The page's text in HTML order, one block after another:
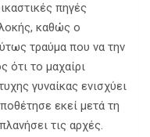
πηγές
καθώς ο
τραύμα που να την
ότι το μαχαίρι
γυναίκας ενισχύει
εκεί μετά τη
τις αρχές.